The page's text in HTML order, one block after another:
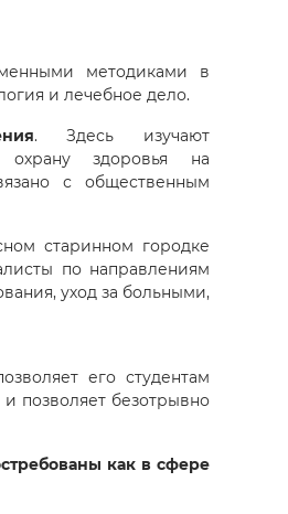
методиками в
и лечебное дело.
. Здесь изучают
охрану здоровья на
с общественным
старинном городке
по направлениям
уход за больными,
его студентам
позволяет безотрывно
как в сфере